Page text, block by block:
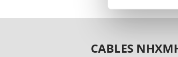
CABLES